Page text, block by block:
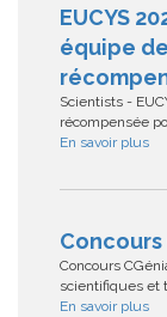
EUCYS
équipe
Scientists -
récompensée
En savoir plus
Concours
Concours
scientifiques et
En savoir plus